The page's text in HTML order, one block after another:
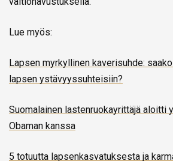
Lue myös:
Lapsen myrkyllinen kaverisuhde:
lapsen ystävyyssuhteisiin?
Suomalainen lasten­ruoka­yrittäjä aloitti
Obaman kanssa
5 totuutta lapsenkasvatuksesta ja